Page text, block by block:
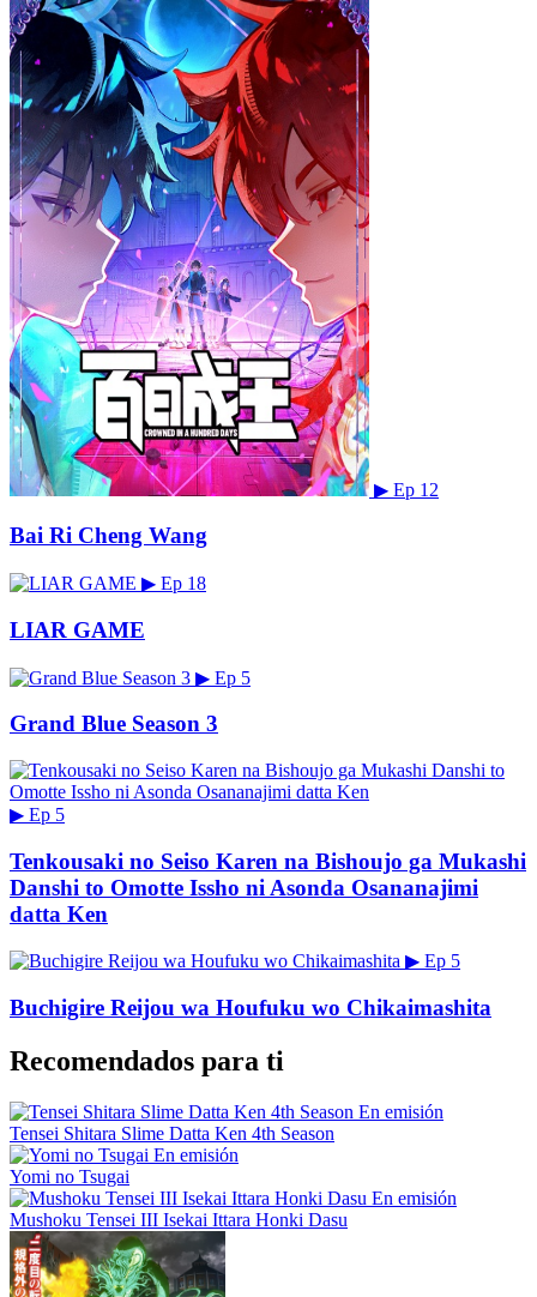
▶ Ep 12
Bai Ri Cheng Wang
▶ Ep 18
LIAR GAME
▶ Ep 5
Grand Blue Season 3
▶ Ep 5
Tenkousaki no Seiso Karen na Bishoujo ga Mukashi
Danshi to Omotte Issho ni Asonda Osananajimi
datta Ken
▶ Ep 5
Buchigire Reijou wa Houfuku wo Chikaimashita
Recomendados para ti
En emisión
Tensei Shitara Slime Datta Ken 4th Season
En emisión
Yomi no Tsugai
En emisión
Mushoku Tensei III Isekai Ittara Honki Dasu